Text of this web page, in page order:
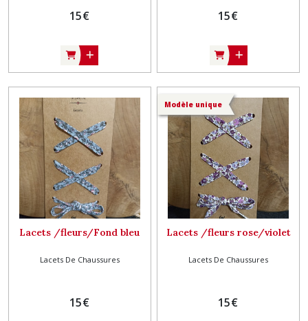
15€ 15€
Lacets /fleurs/Fond bleu
Lacets De Chaussures
15€
Modèle unique
Lacets /fleurs rose/violet
Lacets De Chaussures
15€